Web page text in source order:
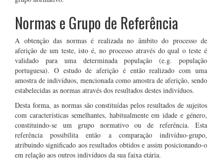
Normas e Grupo de Referência
A obtenção das normas é realizada no âmbito do processo de
aferição de um teste, isto é, no processo através do qual o teste é
validado para uma determinada população (e.g. população
portuguesa). O estudo de aferição é então realizado com uma
amostra de indivíduos, mencionada como amostra de aferição, sendo
estabelecidas as normas através dos resultados destes indivíduos.
Desta forma, as normas são constituídas pelos resultados de sujeitos
com características semelhantes, habitualmente em idade e género,
constituindo-se um grupo normativo ou de referência. Esta
referência possibilita então a comparação indivíduo-grupo,
atribuindo significado aos resultados obtidos e assim posicionando-o
em relação aos outros indivíduos da sua faixa etária.